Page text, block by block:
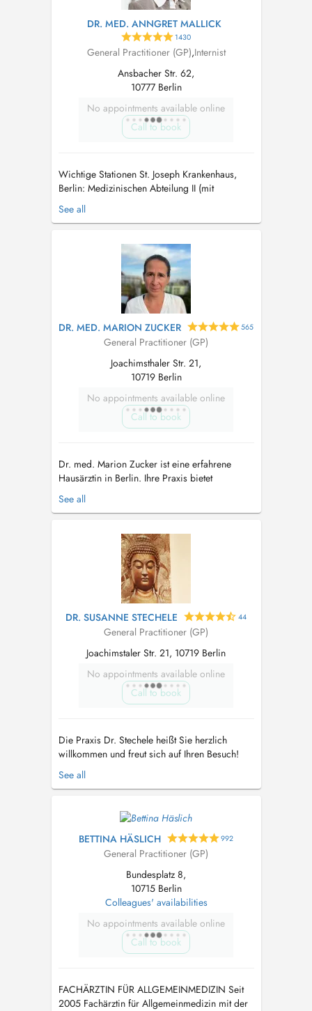
DR. MED. ANNGRET MALLICK
1430
General Practitioner (GP),Internist
Ansbacher Str. 62,
10777 Berlin
No appointments available online
Call to book
Wichtige Stationen St. Joseph Krankenhaus,
Berlin: Medizinischen Abteilung II (mit
Nephrologie und Dialyse) Chefärzte Prof. Dr.
Klaus Schaefer und Prof. Dr. Christiane Erley;
Assistenzärztin, Dialyse-Oberärztin, Leitende
Oberärztin Anerkennung als Fachärztin für In...
See all
DR. MED. MARION ZUCKER 565
General Practitioner (GP)
Joachimsthaler Str. 21,
10719 Berlin
No appointments available online
Call to book
Dr. med. Marion Zucker ist eine erfahrene
Hausärztin in Berlin. Ihre Praxis bietet
umfassende medizinische Versorgung, von
Vorsorgeuntersuchungen über Behandlung von
von chronischen Krankheiten. Sie verfolgt einen
ganzheitlichen Ansatz, um die Gesundheit ...
See all
DR. SUSANNE STECHELE 44
General Practitioner (GP)
Joachimstaler Str. 21, 10719 Berlin
No appointments available online
Call to book
Die Praxis Dr. Stechele heißt Sie herzlich
willkommen und freut sich auf Ihren Besuch!
Spezialisierungen: Ultraschall EKG Ergometrie
Lungenfunktion Labor Mikrowelle Reizstrom
See all
BETTINA HÄSLICH 992
General Practitioner (GP)
Bundesplatz 8,
10715 Berlin
Colleagues' availabilities
No appointments available online
Call to book
FACHÄRZTIN FÜR ALLGEMEINMEDIZIN Seit
2005 Fachärztin für Allgemeinmedizin mit der